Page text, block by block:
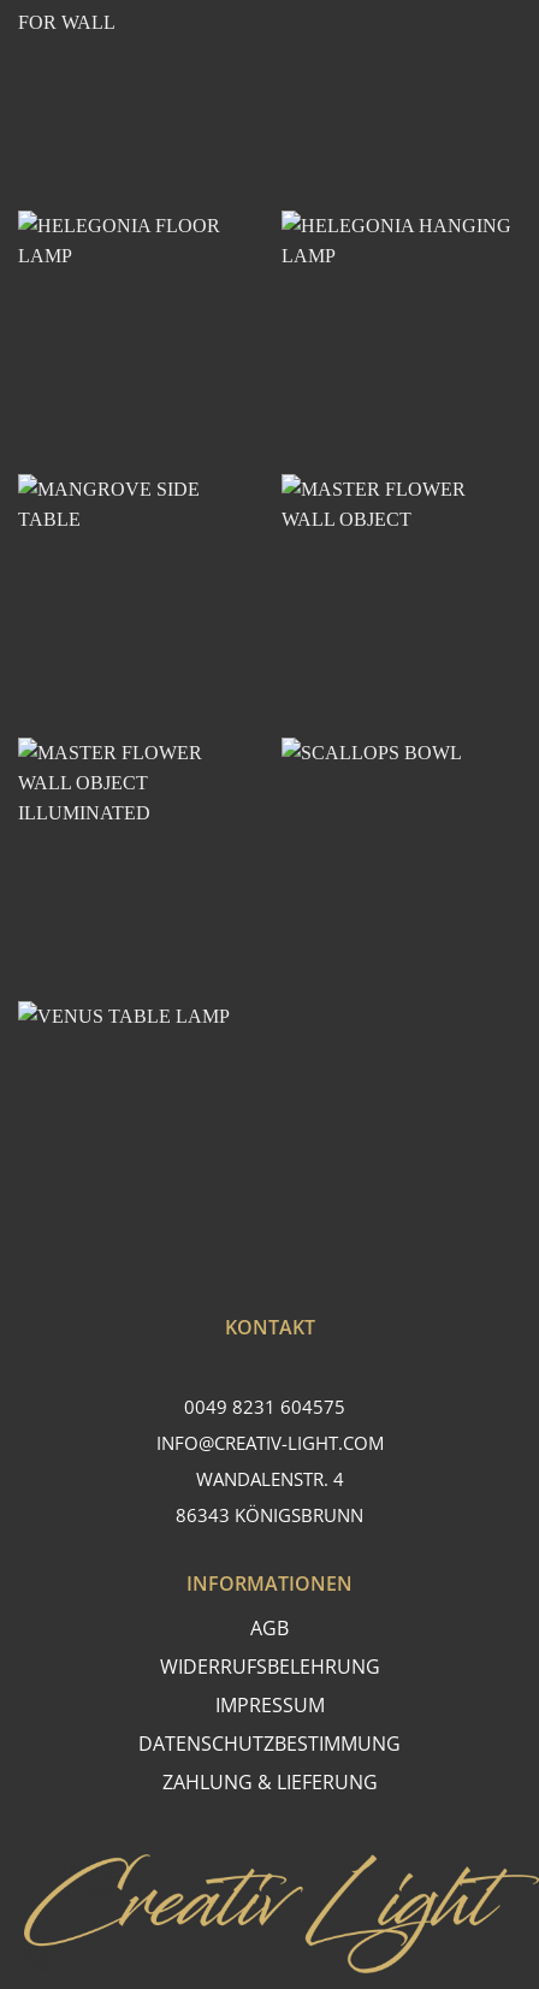
KONTAKT
0049 8231 604575
INFO@CREATIV-LIGHT.COM
WANDALENSTR. 4
86343 KÖNIGSBRUNN
INFORMATIONEN
AGB
WIDERRUFSBELEHRUNG
IMPRESSUM
DATENSCHUTZBESTIMMUNG
ZAHLUNG & LIEFERUNG